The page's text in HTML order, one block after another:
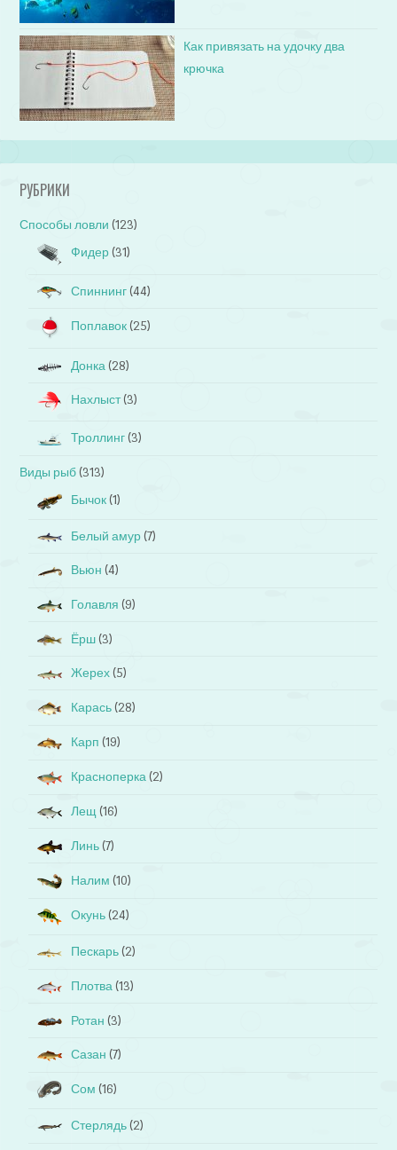
Как привязать на удочку два
крючка
РУБРИКИ
Способы ловли (123)
Фидер (31)
Спиннинг (44)
Поплавок (25)
Донка (28)
Нахлыст(3)
Троллинг (3)
Виды рыб (313)
Бычок (1)
Белый амур (7)
Вьюн (4)
Голавля (9)
Ёрш (3)
Жерех (5)
Карась (28)
Карп (19)
Красноперка (2)
Лещ (16)
Линь (7)
Налим (10)
Окунь (24)
Пескарь (2)
Плотва (13)
Ротан (3)
Сазан (7)
Сом (16)
Стерлядь (2)